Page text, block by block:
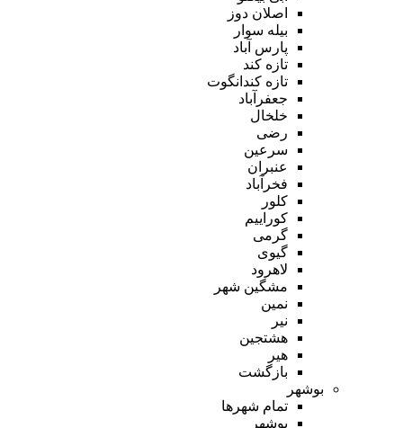
اصلان دوز
بیله سوار
پارس آباد
تازه کند
تازه کندانگوت
جعفرآباد
خلخال
رضی
سرعین
عنبران
فخرآباد
کلور
کوراییم
گرمی
گیوی
لاهرود
مشگین شهر
نمین
نیر
هشتجین
هیر
بازگشت
بوشهر
تمام شهر‌ها
بوشهر